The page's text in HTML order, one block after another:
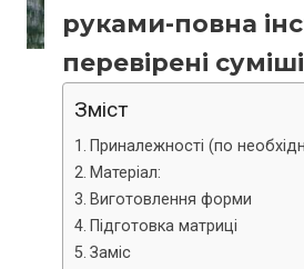
руками-повна
перевірені суміші
Зміст
Приналежності (по
Матеріал:
Виготовлення форми
Підготовка матриці
Заміс